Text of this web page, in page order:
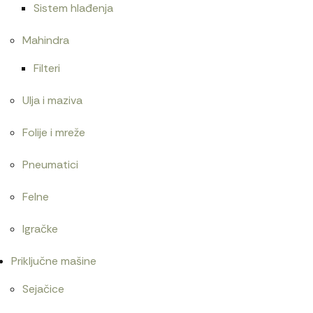
Sistem hlađenja
Mahindra
Filteri
Ulja i maziva
Folije i mreže
Pneumatici
Felne
Igračke
Priključne mašine
Sejačice